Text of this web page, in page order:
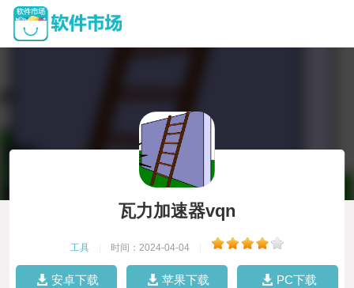
瓦力加速器vqn
工具 时间：2024-04-04
安卓下载 苹果下载 PC下载